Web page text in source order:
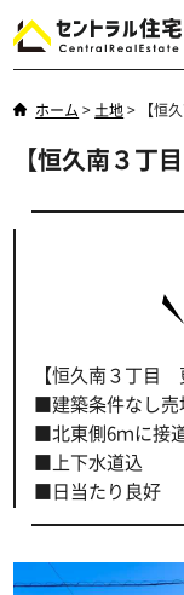
ホーム > 土地> 【恒
【恒久南３
【恒久南３丁目
■建築条件なし売
■北東側6ｍに接
■上下水道込
■日当たり良好